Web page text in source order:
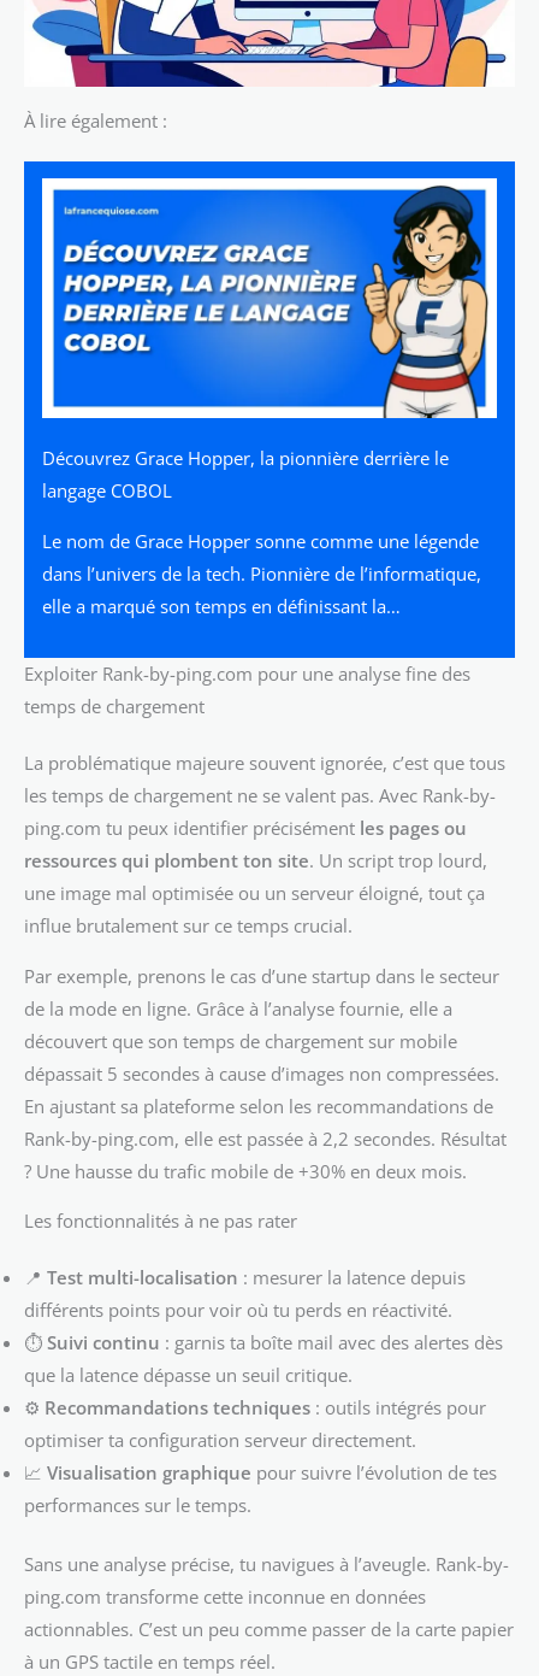
À lire également :
Découvrez Grace Hopper, la pionnière derrière le
langage COBOL
Le nom de Grace Hopper sonne comme une légende
dans l’univers de la tech. Pionnière de l’informatique,
elle a marqué son temps en définissant la…
Exploiter Rank-by-ping.com pour une analyse fine des
temps de chargement
La problématique majeure souvent ignorée, c’est que tous
les temps de chargement ne se valent pas. Avec Rank-by-
ping.com tu peux identifier précisément les pages ou
ressources qui plombent ton site. Un script trop lourd,
une image mal optimisée ou un serveur éloigné, tout ça
influe brutalement sur ce temps crucial.
Par exemple, prenons le cas d’une startup dans le secteur
de la mode en ligne. Grâce à l’analyse fournie, elle a
découvert que son temps de chargement sur mobile
dépassait 5 secondes à cause d’images non compressées.
En ajustant sa plateforme selon les recommandations de
Rank-by-ping.com, elle est passée à 2,2 secondes. Résultat
? Une hausse du trafic mobile de +30% en deux mois.
Les fonctionnalités à ne pas rater
📍 Test multi-localisation : mesurer la latence depuis
différents points pour voir où tu perds en réactivité.
⏱️ Suivi continu : garnis ta boîte mail avec des alertes dès
que la latence dépasse un seuil critique.
⚙️ Recommandations techniques : outils intégrés pour
optimiser ta configuration serveur directement.
📈 Visualisation graphique pour suivre l’évolution de tes
performances sur le temps.
Sans une analyse précise, tu navigues à l’aveugle. Rank-by-
ping.com transforme cette inconnue en données
actionnables. C’est un peu comme passer de la carte papier
à un GPS tactile en temps réel.